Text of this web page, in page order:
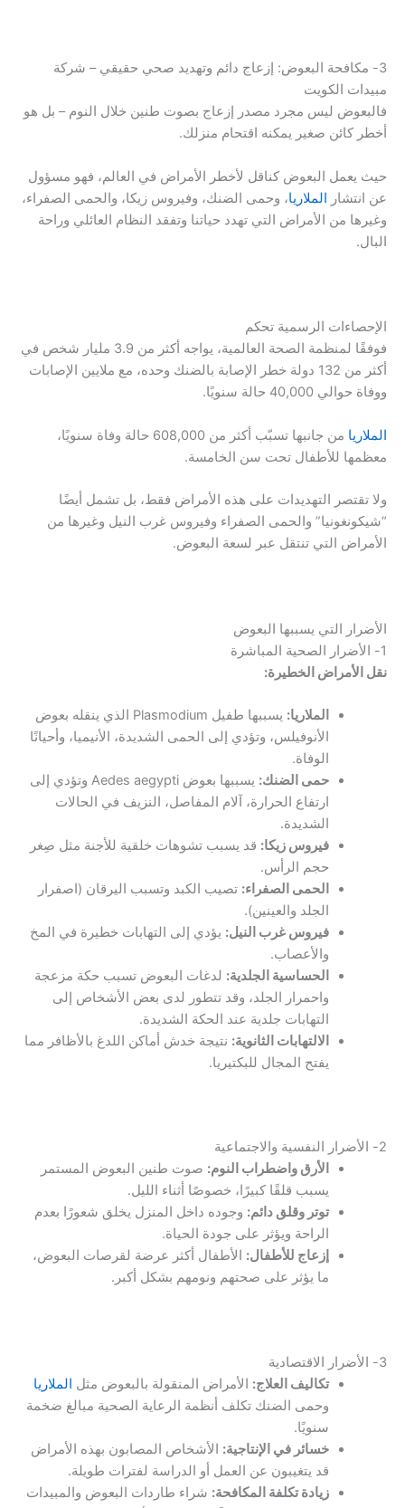
3- مكافحة البعوض: إزعاج دائم وتهديد صحي حقيقي – شركة
مبيدات الكويت
فالبعوض ليس مجرد مصدر إزعاج بصوت طنين خلال النوم – بل هو
أخطر كائن صغير يمكنه اقتحام منزلك.
حيث يعمل البعوض كناقل لأخطر الأمراض في العالم، فهو مسؤول
عن انتشار الملاريا، وحمى الضنك، وفيروس زيكا، والحمى الصفراء،
وغيرها من الأمراض التي تهدد حياتنا وتفقد النظام العائلي وراحة
البال.
الإحصاءات الرسمية تحكم
فوفقًا لمنظمة الصحة العالمية، يواجه أكثر من 3.9 مليار شخص في
أكثر من 132 دولة خطر الإصابة بالضنك وحده، مع ملايين الإصابات
ووفاة حوالي 40,000 حالة سنويًا.
الملاريا
من جانبها تسبّب أكثر من 608,000 حالة وفاة سنويًا،
معظمها للأطفال تحت سن الخامسة.
ولا تقتصر التهديدات على هذه الأمراض فقط، بل تشمل أيضًا
“شيكونغونيا” والحمى الصفراء وفيروس غرب النيل وغيرها من
الأمراض التي تنتقل عبر لسعة البعوض.
الأضرار التي يسببها البعوض
1- الأضرار الصحية المباشرة
نقل الأمراض الخطيرة:
الملاريا:
يسببها طفيل Plasmodium الذي ينقله بعوض
الأنوفيلس، وتؤدي إلى الحمى الشديدة، الأنيميا، وأحيانًا
الوفاة.
حمى الضنك:
يسببها بعوض Aedes aegypti وتؤدي إلى
ارتفاع الحرارة، آلام المفاصل، النزيف في الحالات
الشديدة.
فيروس زيكا: قد يسبب تشوهات خلقية للأجنة مثل صِغر
حجم الرأس.
الحمى الصفراء: تصيب الكبد وتسبب اليرقان (اصفرار
الجلد والعينين).
فيروس غرب النيل: يؤدي إلى التهابات خطيرة في المخ
والأعصاب.
الحساسية الجلدية: لدغات البعوض تسبب حكة مزعجة
واحمرار الجلد، وقد تتطور لدى بعض الأشخاص إلى
التهابات جلدية عند الحكة الشديدة.
الالتهابات الثانوية: نتيجة خدش أماكن اللدغ بالأظافر مما
يفتح المجال للبكتيريا.
2- الأضرار النفسية والاجتماعية
الأرق واضطراب النوم: صوت طنين البعوض المستمر
يسبب قلقًا كبيرًا، خصوصًا أثناء الليل.
توتر وقلق دائم: وجوده داخل المنزل يخلق شعورًا بعدم
الراحة ويؤثر على جودة الحياة.
إزعاج للأطفال: الأطفال أكثر عرضة لقرصات البعوض،
ما يؤثر على صحتهم ونومهم بشكل أكبر.
3- الأضرار الاقتصادية
تكاليف العلاج: الأمراض المنقولة بالبعوض مثل الملاريا
وحمى الضنك تكلف أنظمة الرعاية الصحية مبالغ ضخمة
سنويًا.
خسائر في الإنتاجية: الأشخاص المصابون بهذه الأمراض
قد يتغيبون عن العمل أو الدراسة لفترات طويلة.
زيادة تكلفة المكافحة: شراء طاردات البعوض والمبيدات